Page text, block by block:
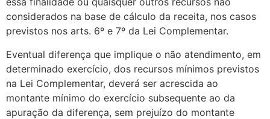
considerados na base de cálculo da receita, nos casos
previstos nos arts. 6º e 7º da Lei Complementar.
Eventual diferença que implique o não atendimento, em
determinado exercício, dos recursos mínimos previstos
na Lei Complementar, deverá ser acrescida ao
montante mínimo do exercício subsequente ao da
apuração da diferença, sem prejuízo do montante